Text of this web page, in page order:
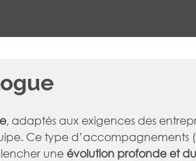
, adaptés aux exigences des
Ce type d’accompagnements
uneévolution profonde et